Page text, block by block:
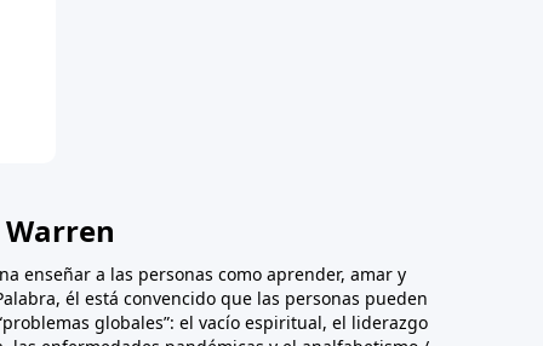
enseñar a las personas como aprender, amar y
él está convencido que las personas pueden
globales”: el vacío espiritual, el liderazgo